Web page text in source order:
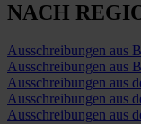
NACH
Ausschreibungen aus
Ausschreibungen aus
Ausschreibungen aus
Ausschreibungen aus
Ausschreibungen aus